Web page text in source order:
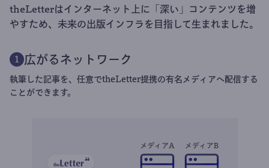
theLetterはインターネット上に「深い」コンテンツを増
やすため、未来の出版インフラを目指して生まれました。
1 広がるネットワーク
執筆した記事を、任意でtheLetter提携の有名メディアへ配信する
ことができます。